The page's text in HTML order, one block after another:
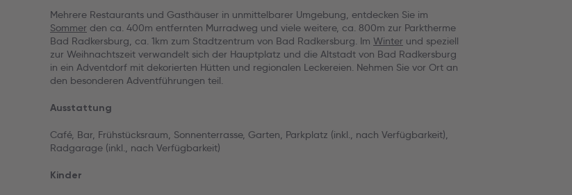
Mehrere Restaurants und Gasthäuser in unmittelbarer Umgebung, entdecken Sie im
Sommer den ca. 400m entfernten Murradweg und viele weitere, ca. 800m zur Parktherme
Bad Radkersburg, ca. 1km zum Stadtzentrum von Bad Radkersburg. Im Winter und speziell
zur Weihnachtszeit verwandelt sich der Hauptplatz und die Altstadt von Bad Radkersburg
in ein Adventdorf mit dekorierten Hütten und regionalen Leckereien. Nehmen Sie vor Ort an
den besonderen Adventführungen teil.
Ausstattung
Café, Bar, Frühstücksraum, Sonnenterrasse, Garten, Parkplatz (inkl., nach Verfügbarkeit),
Radgarage (inkl., nach Verfügbarkeit)
Kinder